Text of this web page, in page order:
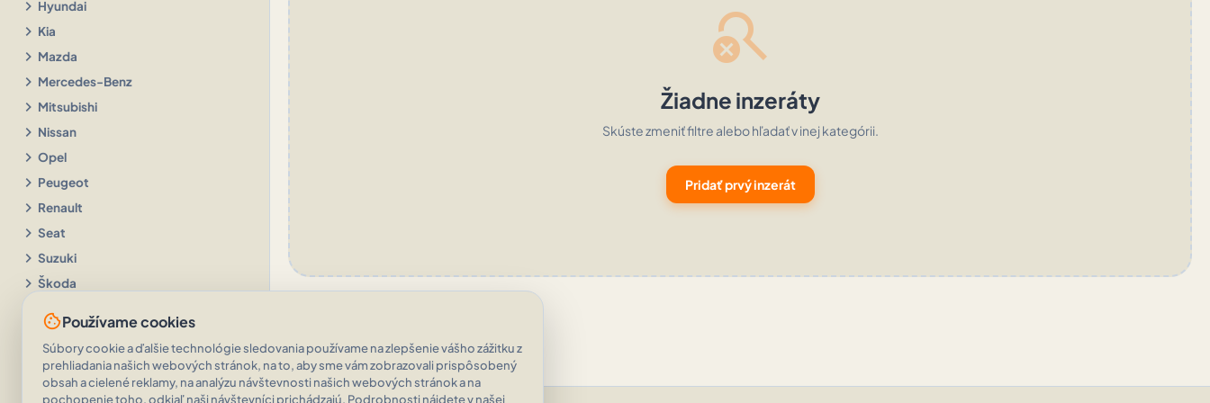
chevron_right Hyundai
chevron_right Kia
chevron_right Mazda
chevron_right Mercedes-Benz
chevron_right Mitsubishi
chevron_right Nissan
chevron_right Opel
chevron_right Peugeot
chevron_right Renault
chevron_right Seat
chevron_right Suzuki
chevron_right Škoda
chevron_right
Volkswagen
Volvo
Ostatné značky
search_off
Žiadne inzeráty
Skúste zmeniť filtre alebo hľadať v inej kategórii.
Pridať prvý inzerát
cookiePoužívame cookies
Súbory cookie a ďalšie technológie sledovania používame na zlepšenie vášho zážitku z
prehliadania našich webových stránok, na to, aby sme vám zobrazovali prispôsobený
obsah a cielené reklamy, na analýzu návštevnosti našich webových stránok a na
pochopenie toho, odkiaľ naši návštevníci prichádzajú. Podrobnosti nájdete v našej